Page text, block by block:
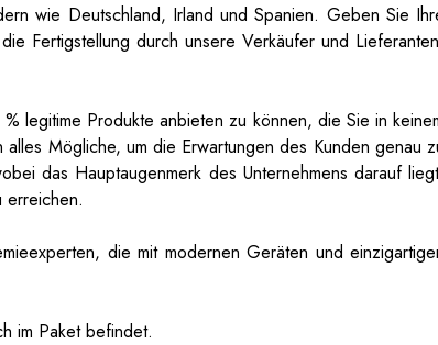
wie Deutschland, Irland und Spanien. Geben Sie
Fertigstellung durch unsere Verkäufer und
legitime Produkte anbieten zu können, die Sie in
Mögliche, um die Erwartungen des Kunden genau
das Hauptaugenmerk des Unternehmens darauf
erreichen.
die mit modernen Geräten und
im Paket befindet.
Ihr
viel
Ich